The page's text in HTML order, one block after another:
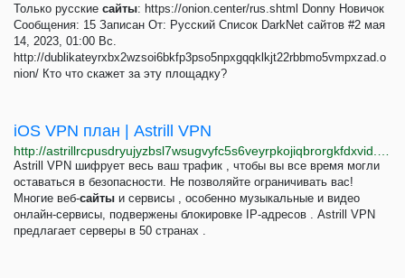
Только русские сайты: https://onion.center/rus.shtml Donny Новичок
Сообщения: 15 Записан От: Русский Список DarkNet сайтов #2 мая
14, 2023, 01:00 Вс.
http://dublikateyrxbx2wzsoi6bkfp3pso5npxgqqklkjt22rbbmo5vmpxzad.o
nion/ Кто что скажет за эту площадку?
iOS VPN план | Astrill VPN
Astrill VPN шифрует весь ваш трафик , чтобы вы все время могли
оставаться в безопасности. Не позволяйте ограничивать вас!
Многие веб-сайты и сервисы , особенно музыкальные и видео
онлайн-сервисы, подвержены блокировке IP-адресов . Astrill VPN
предлагает серверы в 50 странах .